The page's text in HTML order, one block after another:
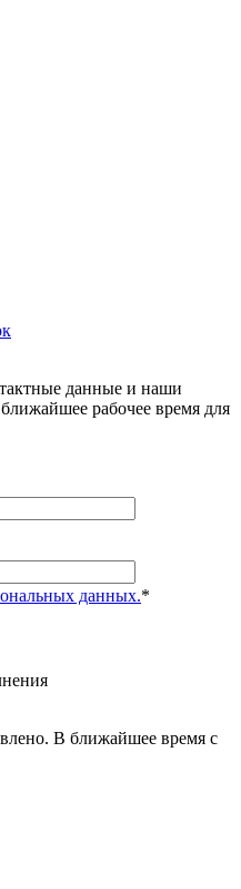
данные и наши
рабочее время для
данных.*
В ближайшее время с